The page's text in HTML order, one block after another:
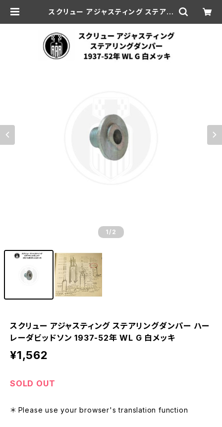
スクリュー アジャスティング ステアリ
d
1 /2
スクリュー アジャスティング ステアリングダンパー ハー
レーダビッドソン 1937-52年 WL G 白メッキ
¥1,562
SOLD OUT
＊ Please use your browser's translation function